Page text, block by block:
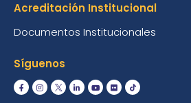
Acreditación Institucional
Documentos Institucionales
Síguenos